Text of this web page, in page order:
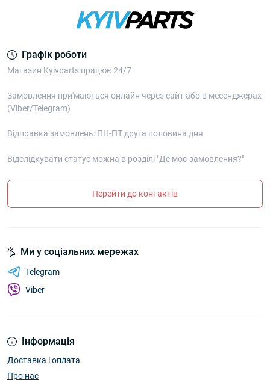
Графік роботи
Магазин Kyivparts працює 24/7
Замовлення при'маються онлайн через сайт або в месенджерах
(Viber/Telegram)
Відправка замовлень: ПН-ПТ друга половина дня
Відслідкувати статус можна в розділі "Де моє замовлення?"
Перейти до контактів
Інформація
Доставка і оплата
Про нас
Ми у соціальних мережах
Telegram
Viber